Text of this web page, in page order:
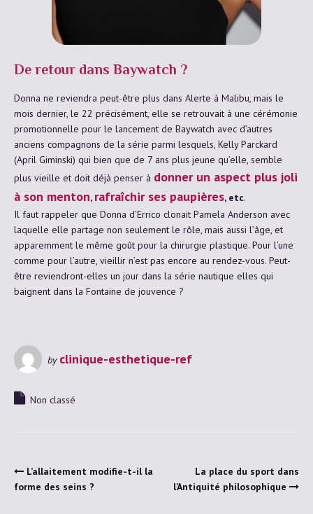
De retour dans Baywatch ?
Donna ne reviendra peut-être plus dans Alerte à Malibu, mais le
mois dernier, le 22 précisément, elle se retrouvait à une cérémonie
promotionnelle pour le lancement de Baywatch avec d’autres
anciens compagnons de la série parmi lesquels, Kelly Parckard
(April Giminski) qui bien que de 7 ans plus jeune qu’elle, semble
plus vieille et doit déjà penser à donner un aspect plus joli
à son menton, rafraîchir ses paupières, etc.
Il faut rappeler que Donna d’Errico clonait Pamela Anderson avec
laquelle elle partage non seulement le rôle, mais aussi l’âge, et
apparemment le même goût pour la chirurgie plastique. Pour l’une
comme pour l’autre, vieillir n’est pas encore au rendez-vous. Peut-
être reviendront-elles un jour dans la série nautique elles qui
baignent dans la Fontaine de jouvence ?
by clinique-esthetique-ref
Non classé
L’allaitement modifie-t-il la
forme des seins ?
La place du sport dans
l’Antiquité philosophique